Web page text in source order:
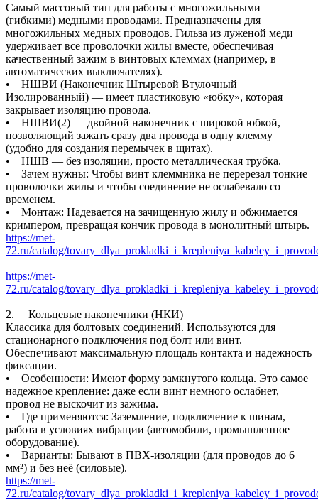
Самый массовый тип для работы с многожильными
(гибкими) медными проводами. Предназначены для
многожильных медных проводов. Гильза из луженой меди
удерживает все проволочки жилы вместе, обеспечивая
качественный зажим в винтовых клеммах (например, в
автоматических выключателях).
• НШВИ (Наконечник Штыревой Втулочный
Изолированный) — имеет пластиковую «юбку», которая
закрывает изоляцию провода.
• НШВИ(2) — двойной наконечник с широкой юбкой,
позволяющий зажать сразу два провода в одну клемму
(удобно для создания перемычек в щитах).
• НШВ — без изоляции, просто металлическая трубка.
• Зачем нужны: Чтобы винт клеммника не перерезал тонкие
проволочки жилы и чтобы соединение не ослабевало со
временем.
• Монтаж: Надевается на зачищенную жилу и обжимается
кримпером, превращая кончик провода в монолитный штырь.
https://met-
72.ru/catalog/
https://met-
72.ru/catalog/
2. Кольцевые наконечники (НКИ)
Классика для болтовых соединений. Используются для
стационарного подключения под болт или винт.
Обеспечивают максимальную площадь контакта и надежность
фиксации.
• Особенности: Имеют форму замкнутого кольца. Это самое
надежное крепление: даже если винт немного ослабнет,
провод не выскочит из зажима.
• Где применяются: Заземление, подключение к шинам,
работа в условиях вибрации (автомобили, промышленное
оборудование).
• Варианты: Бывают в ПВХ-изоляции (для проводов до 6
мм²) и без неё (силовые).
https://met-
72.ru/catalog/